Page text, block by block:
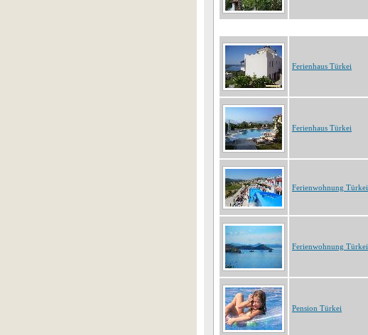
Ferienhaus Türkei
Ferienhaus Türkei
Ferienwohnung Türkei
Ferienwohnung Türkei
Pension Türkei